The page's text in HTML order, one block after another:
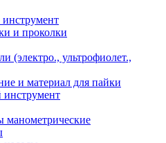
и проколки
(электро., ультрофиолет.,
и материал для пайки
манометрические